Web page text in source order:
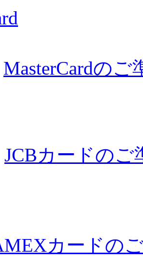
MasterCardのご
JCBカードのご
カードの